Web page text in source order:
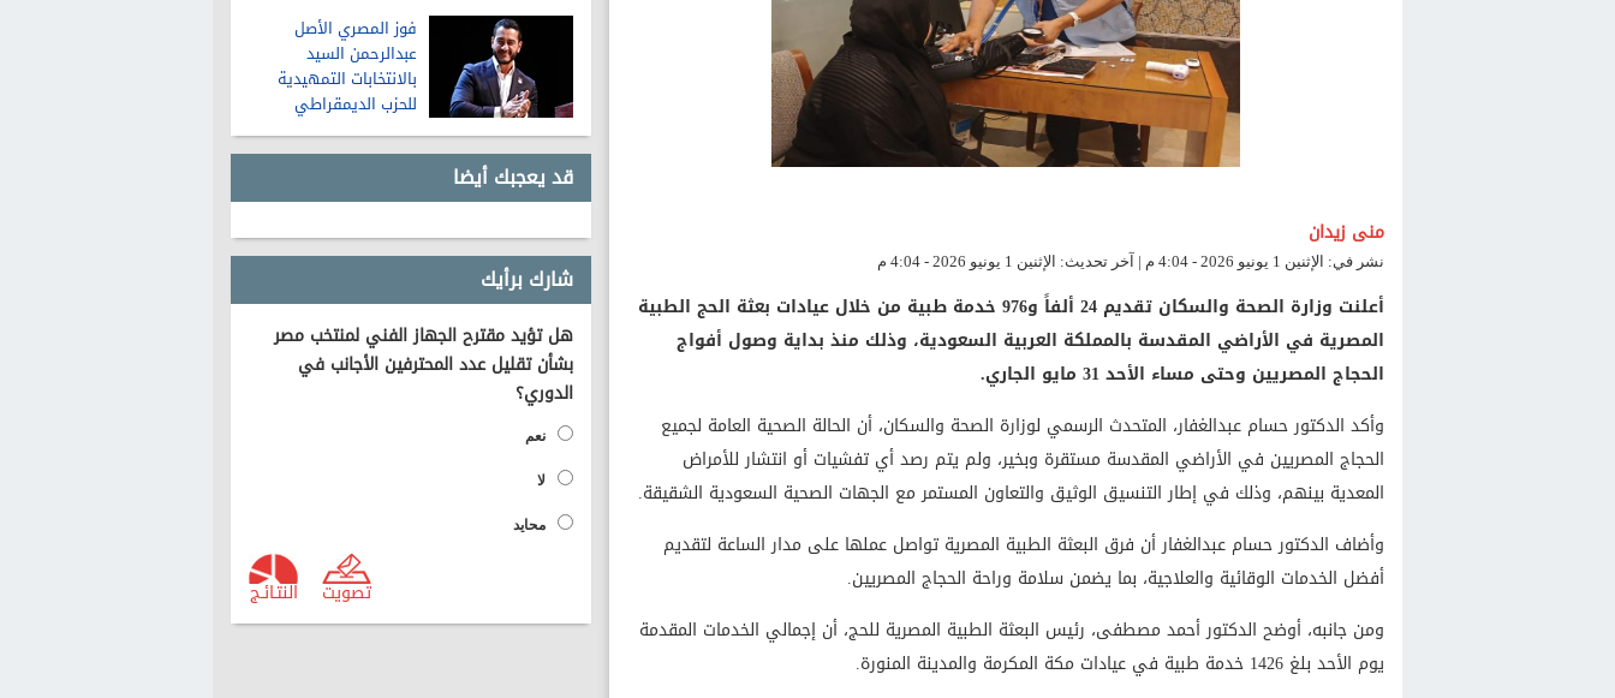
فوز المصري الأصل
عبدالرحمن السيد
بالانتخابات التمهيدية
للحزب الديمقراطي
لمجلس الشيوخ في
ميشيجان
قد يعجبك أيضا
شارك برأيك
هل تؤيد مقترح الجهاز الفني لمنتخب مصر
بشأن تقليل عدد المحترفين الأجانب في
الدوري؟
نعم
لا
محايد
النتـائـج تصويت
منى زيدان
نشر في: الإثنين 1 يونيو 2026 - 4:04 م | آخر تحديث: الإثنين 1 يونيو 2026 - 4:04 م
أعلنت وزارة الصحة والسكان تقديم 24 ألفاً و976 خدمة طبية من خلال عيادات بعثة الحج الطبية
المصرية في الأراضي المقدسة بالمملكة العربية السعودية، وذلك منذ بداية وصول أفواج
الحجاج المصريين وحتى مساء الأحد 31 مايو الجاري.
وأكد الدكتور حسام عبدالغفار، المتحدث الرسمي لوزارة الصحة والسكان، أن الحالة الصحية العامة لجميع
الحجاج المصريين في الأراضي المقدسة مستقرة وبخير، ولم يتم رصد أي تفشيات أو انتشار للأمراض
المعدية بينهم، وذلك في إطار التنسيق الوثيق والتعاون المستمر مع الجهات الصحية السعودية الشقيقة.
وأضاف الدكتور حسام عبدالغفار أن فرق البعثة الطبية المصرية تواصل عملها على مدار الساعة لتقديم
أفضل الخدمات الوقائية والعلاجية، بما يضمن سلامة وراحة الحجاج المصريين.
ومن جانبه، أوضح الدكتور أحمد مصطفى، رئيس البعثة الطبية المصرية للحج، أن إجمالي الخدمات المقدمة
يوم الأحد بلغ 1426 خدمة طبية في عيادات مكة المكرمة والمدينة المنورة.